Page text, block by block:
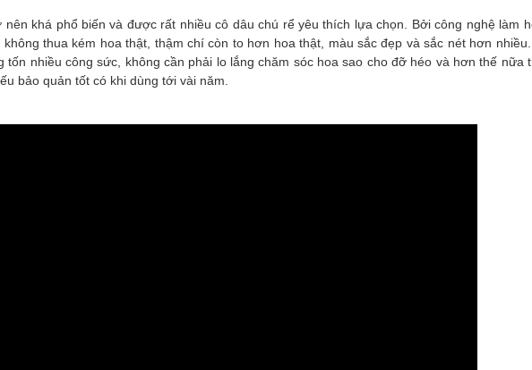
khá phổ biến và được rất nhiều cô dâu chú rể yêu thích lựa chọn. Bởi công nghệ làm
thua kém hoa thật, thậm chí còn to hơn hoa thật, màu sắc đẹp và sắc nét hơn
nhiều công sức, không cần phải lo lắng chăm sóc hoa sao cho đỡ héo và hơn thế nữa
bảo quản tốt có khi dùng tới vài năm.